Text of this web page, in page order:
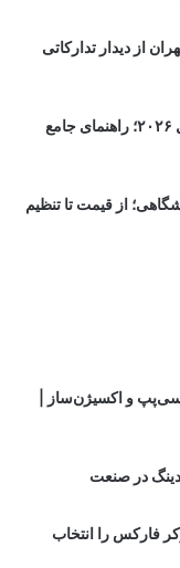
از دیدار تدارکاتی
معیارهای طلایی انتخاب بروکر فارکس در سال ۲۰۲۶؛ راهنمای جامع
از قیمت تا تنظیم
سی‌پپ و اکسیژن‌ساز |
در صنعت
فارکس را انتخاب